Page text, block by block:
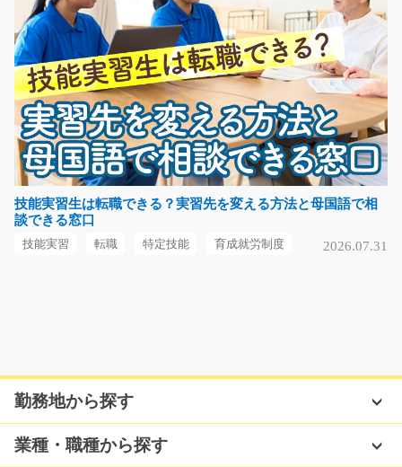
長期（3ヶ月以上）
時給1200円～
三重県桑名市
気になる
工場内での生産管理事務/g06_00442
急募
朝はゆっくりのスタート♪ 工場内での生産管理事務のお
仕事です！ パソコン…
電子基板の製造(ラクラク作業)/y03_00057
【大人気なお仕事・手のひらサイズ】手先を使い、主に
技能実習生は転職できる？実習先を変える方法と母国語で相
談できる窓口
技能実習 転職 特定技能 育成就労制度 2026.07.31
勤務地から探す
業種・職種から探す